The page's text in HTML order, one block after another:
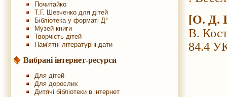
Почитайко
Т.Г. Шевченко для дітей
Бібліотека у форматі Д°
Музей книги
Творчість дітей
Пам'ятні літературні дати
Вибрані інтернет-ресурси
Для дітей
Для дорослих
Дитячі бібліотеки в інтернет
[О. Д.
В.
84.4